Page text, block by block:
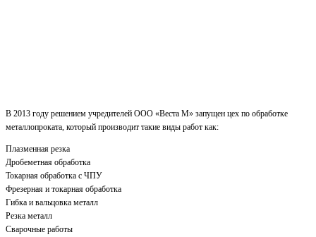
В 2013 году решением учредителей ООО «Веста М» запущен цех по обработке
металлопроката, который производит такие виды работ как:
Плазменная резка
Дробеметная обработка
Токарная обработка с ЧПУ
Фрезерная и токарная обработка
Гибка и вальцовка металл
Резка металл
Сварочные работы